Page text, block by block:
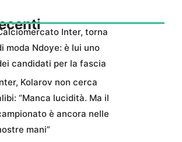
Inter, torna
moda Ndoye: è lui uno
candidati per la fascia
Kolarov non cerca
“Manca lucidità. Ma il
è ancora nelle
mani”